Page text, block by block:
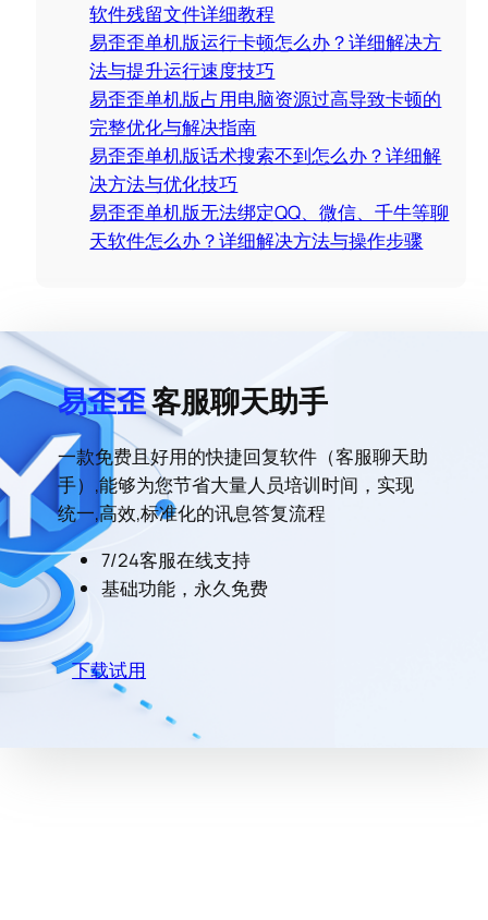
软件残留文件详细教程
易歪歪单机版运行卡顿怎么办？详细解决方
法与提升运行速度技巧
易歪歪单机版占用电脑资源过高导致卡顿的
完整优化与解决指南
易歪歪单机版话术搜索不到怎么办？详细解
决方法与优化技巧
易歪歪单机版无法绑定QQ、微信、千牛等聊
天软件怎么办？详细解决方法与操作步骤
易歪歪客服聊天助手
一款免费且好用的快捷回复软件（客服聊天助
手）,能够为您节省大量人员培训时间，实现
统一,高效,标准化的讯息答复流程
7/24客服在线支持
基础功能，永久免费
下载试用